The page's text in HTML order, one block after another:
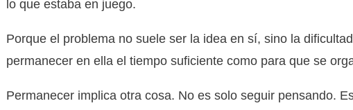
lo que estaba en juego.
Porque el problema no suele ser la idea en sí, sino la
permanecer en ella el tiempo suficiente como para que se
Permanecer implica otra cosa. No es solo seguir pensando.